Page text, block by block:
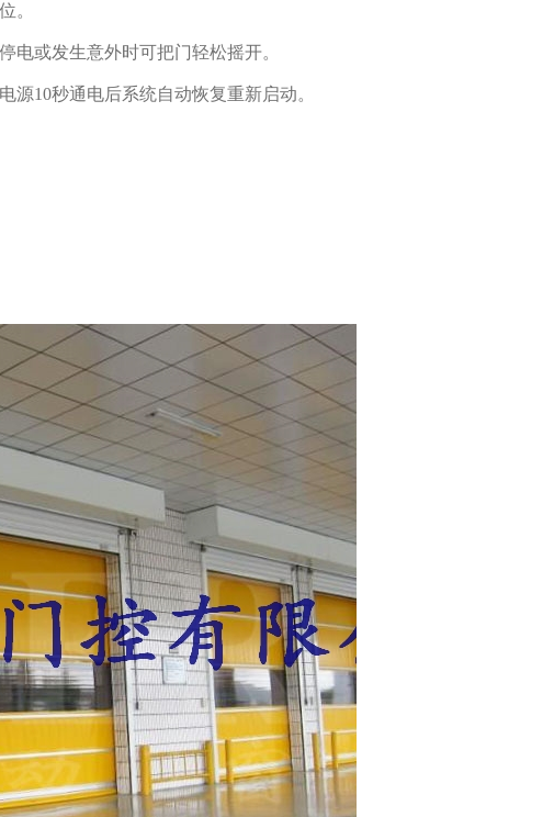
。
或发生意外时可把门轻松摇开。
10秒通电后系统自动恢复重新启动。